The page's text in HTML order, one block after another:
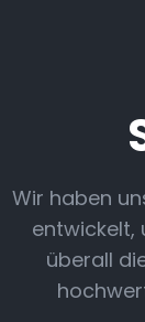
Wir haben
entwickelt,
überall